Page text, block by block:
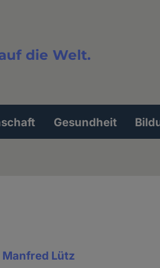
die Welt.
Gesundheit
Manfred Lütz